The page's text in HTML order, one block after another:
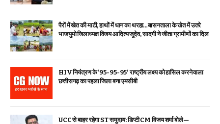
पैरों में खेत की माटी, हाथों में धान का थरहा…बासनताला के खेत में उतरे
भाजयुमो जिलाध्यक्ष विजय आदित्य जूदेव, सादगी ने जीता ग्रामीणों का दिल
HIV नियंत्रण के ’95-95-95′ राष्ट्रीय लक्ष्य को हासिल करने वाला
छत्तीसगढ़ का पहला जिला बना एमसीबी
UCC से बाहर रहेगा ST समुदाय: डिप्टी CM विजय शर्मा बोले—